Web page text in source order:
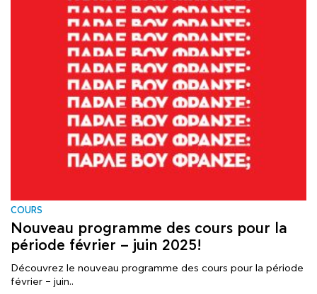
COURS
Nouveau programme des cours pour la
période février – juin 2025!
Découvrez le nouveau programme des cours pour la période
février – juin..